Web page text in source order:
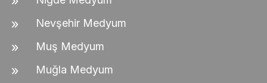
Nevşehir Medyum
Muş Medyum
Muğla Medyum